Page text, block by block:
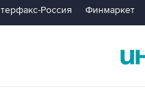
Россия Финмаркет